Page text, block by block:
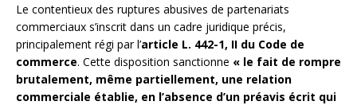
Le contentieux des ruptures abusives de partenariats
commerciaux s’inscrit dans un cadre juridique précis,
principalement régi par l’article L. 442-1, II du Code de
commerce. Cette disposition sanctionne « le fait de rompre
brutalement, même partiellement, une relation
commerciale établie, en l’absence d’un préavis écrit qui